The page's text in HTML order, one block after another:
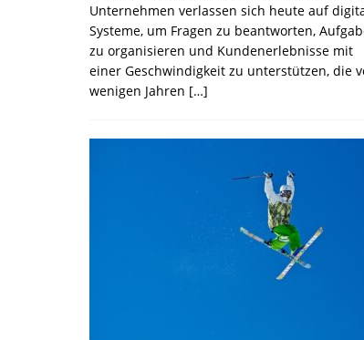
Unternehmen verlassen sich heute auf
Systeme, um Fragen zu beantworten,
zu organisieren und Kundenerlebnisse mit
einer Geschwindigkeit zu unterstützen, die
wenigen Jahren […]